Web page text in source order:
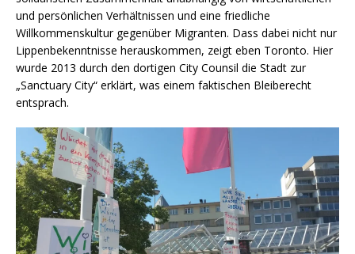
und persönlichen Verhältnissen und eine friedliche
Willkommenskultur gegenüber Migranten. Dass dabei nicht nur
Lippenbekenntnisse herauskommen, zeigt eben Toronto. Hier
wurde 2013 durch den dortigen City Counsil die Stadt zur
„Sanctuary City“ erklärt, was einem faktischen Bleiberecht
entsprach.